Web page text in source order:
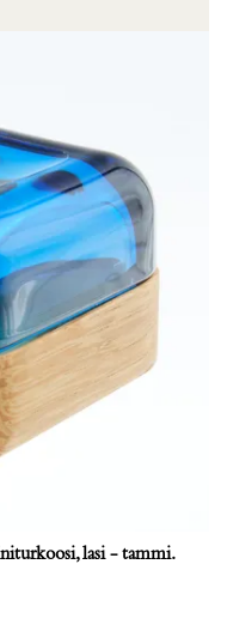
lasi - tammi.